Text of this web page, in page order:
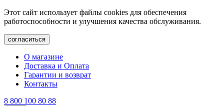
Этот сайт использует файлы cookies для обеспечения
работоспособности и улучшения качества обслуживания.
согласиться
О магазине
Доставка и Оплата
Гарантии и возврат
Контакты
8 800 100 80 88